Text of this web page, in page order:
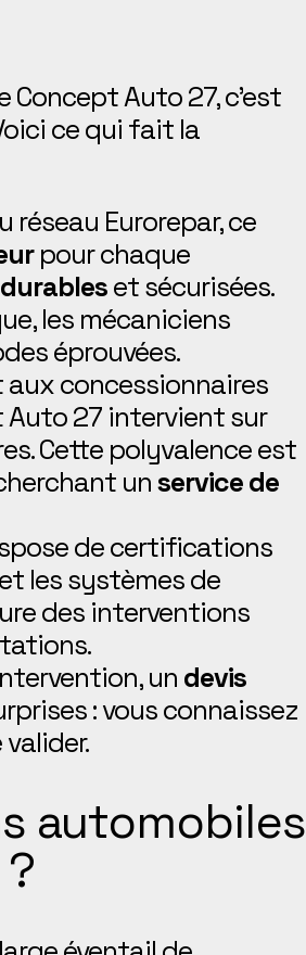
Concept Auto 27, c’est
ce qui fait la
réseau Eurorepar, ce
pour chaque
et sécurisées.
les mécaniciens
éprouvées.
aux concessionnaires
Auto 27 intervient sur
Cette polyvalence est
unservice de
de certifications
et les systèmes de
des interventions
un devis
: vous connaissez
automobiles